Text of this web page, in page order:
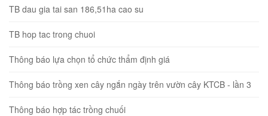
TB dau gia tai san 186,51ha cao su
TB hop tac trong chuoi
Thông báo lựa chọn tổ chức thẩm định giá
Thông báo trồng xen cây ngắn ngày trên vườn cây KTCB - lần 3
Thông báo hợp tác trồng chuối